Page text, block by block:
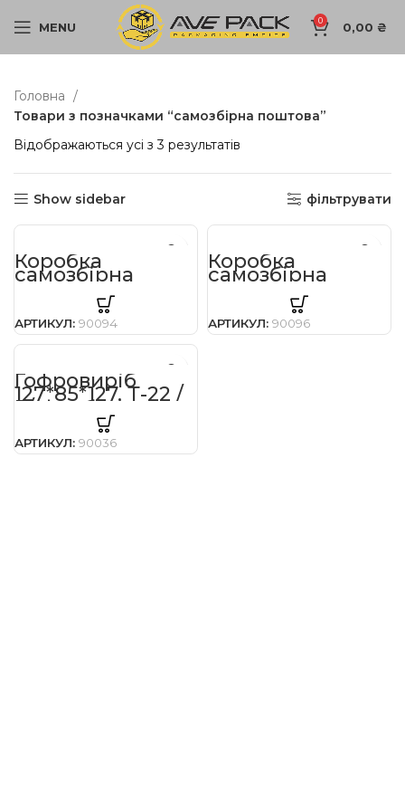
MENU 0 0,00 ₴
Головна
Товари з позначками “самозбірна поштова”
Відображаються усі з 3 результатів
Show sidebar фільтрувати
Коробка
самозбірна
розмір
450х300х75мм /
Е/
АРТИКУЛ: 90094
Коробка
самозбірна
розмір
400х400х80мм /
Е/
АРТИКУЛ: 90096
Гофровиріб
127*85*127, Т-22 /
Е/ Фарба
АРТИКУЛ: 90036